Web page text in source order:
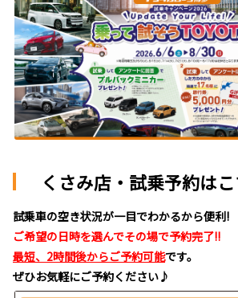
くさみ店・試乗予約は
試乗車の空き状況が一目でわかるから便利!
ご希望の日時を選んでその場で予約完了!!
最短、2時間後からご予約可能です。
ぜひお気軽にご予約ください♪